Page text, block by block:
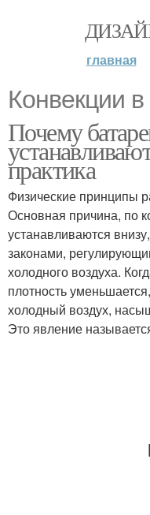
главная
Конвекции
Почему
практика
Физические принципы
Основная причина, по
устанавливаются
законами,
холодного воздуха.
плотность
холодный воздух,
Это явление